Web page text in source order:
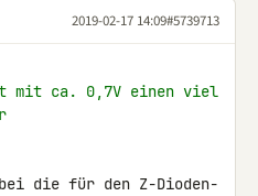
2019-02-17 14:09#5739713
mit ca. 0,7V einen viel
die für den Z-Dioden-